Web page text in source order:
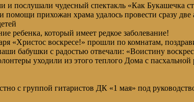
послушали чудесный спектакль «Как Букашечка
прихожан храма удалось провести сразу две
ребенка, который имеет редкое заболевание!
«Христос воскресе!» прошли по комнатам,
бабушки с радостью отвечали: «Воистину
уходили из этого теплого Дома с
с группой гитаристов ДК «1 мая» под